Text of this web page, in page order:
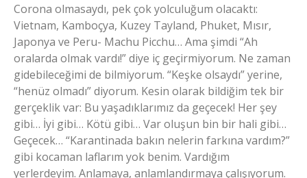
Corona olmasaydı, pek çok yolculuğum olacaktı:
Vietnam, Kamboçya, Kuzey Tayland, Phuket, Mısır,
Japonya ve Peru- Machu Picchu… Ama şimdi “Ah
oralarda olmak vardı!” diye iç geçirmiyorum. Ne zaman
gidebileceğimi de bilmiyorum. “Keşke olsaydı” yerine,
“henüz olmadı” diyorum. Kesin olarak bildiğim tek bir
gerçeklik var: Bu yaşadıklarımız da geçecek! Her şey
gibi… İyi gibi… Kötü gibi… Var oluşun bin bir hali gibi…
Geçecek… “Karantinada bakın nelerin farkına vardım?”
gibi kocaman laflarım yok benim. Vardığım
yerlerdeyim. Anlamaya, anlamlandırmaya çalışıyorum.